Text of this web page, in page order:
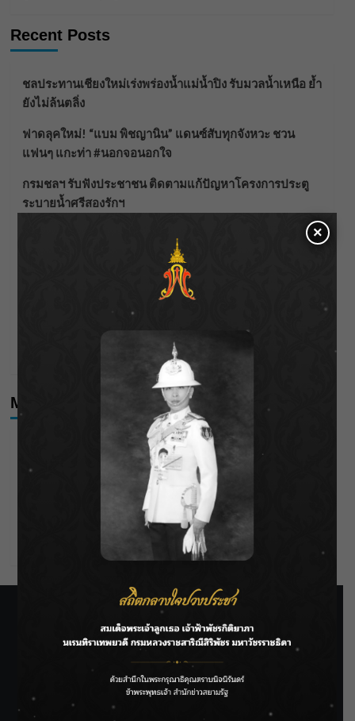
Recent Posts
ชลประทานเชียงใหม่เร่งพร่องน้ำแม่น้ำปิง รับมวลน้ำเหนือ ย้ำ
ยังไม่ล้นตลิ่ง
ฟาดลุคใหม่! “แบม พิชญานิน” แดนซ์สับทุกจังหวะ ชวน
แฟนๆ แกะท่า #นอกจอนอกใจ
กรมชลฯ รับฟังประชาชน ติดตามแก้ปัญหาโครงการประตู
ระบายน้ำศรีสองรักฯ
‘แมน การิน’ แชร์ความเชื่อชวนคิด! “อยากกินอะไรหลังจาก
ลาโลกนี้ ให้ใส่บาตรสิ่งนั้นไว้ตอนยังมีชีวิต”
ราชเลขานุการในพระองค์ฯ ติดตามโครงการหุบกะพง–ห้วย
ทรายใต้ เสริมความมั่นคงน้ำเพชรบุรี
F.HERO จับมือเกิร์ลกรุ๊ปมาเลเซีย DOLLA ส่งซิงเกิลใหม่สุดส
Meta
×